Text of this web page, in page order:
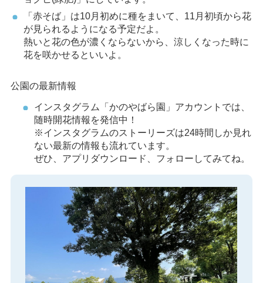
「赤そば」は10月初めに種をまいて、11月初頃から花
が見られるようになる予定だよ。
熱いと花の色が濃くならないから、涼しくなった時に
花を咲かせるといいよ。
公園の最新情報
インスタグラム「かのやばら園」アカウントでは、
随時開花情報を発信中！
※インスタグラムのストーリーズは24時間しか見れ
ない最新の情報も流れています。
ぜひ、アプリダウンロード、フォローしてみてね。